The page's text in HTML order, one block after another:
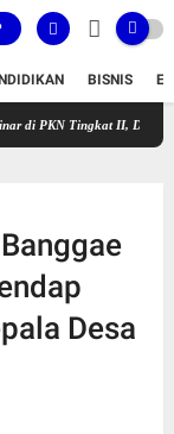
BISNIS
Tingkat II, Dr. St. Meriam
Desa